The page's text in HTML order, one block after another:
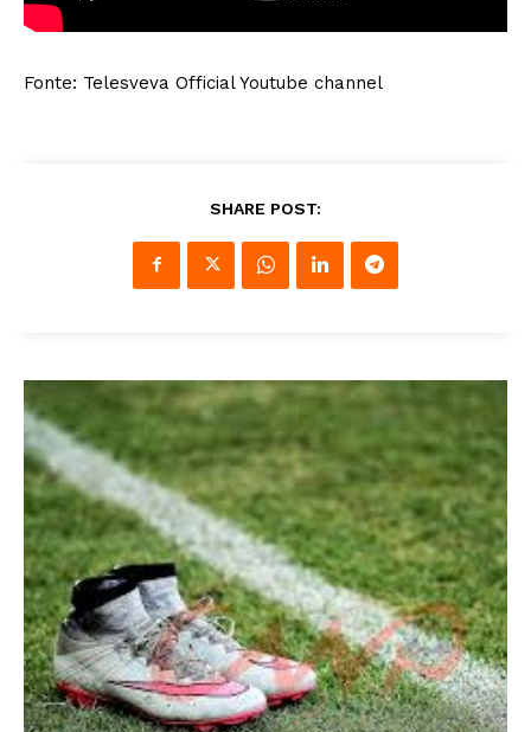
Fonte: Telesveva Official Youtube channel
SHARE POST: